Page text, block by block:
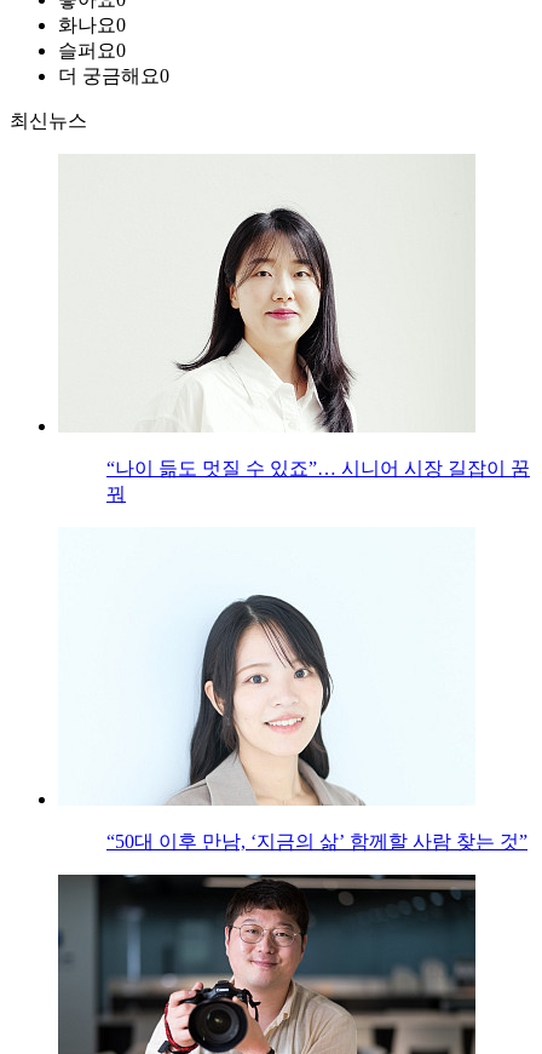
화나요0
슬퍼요0
더 궁금해요0
최신뉴스
“나이 듦도 멋질 수 있죠”… 시니어 시장 길잡이 꿈
꿔
“50대 이후 만남, ‘지금의 삶’ 함께할 사람 찾는 것”